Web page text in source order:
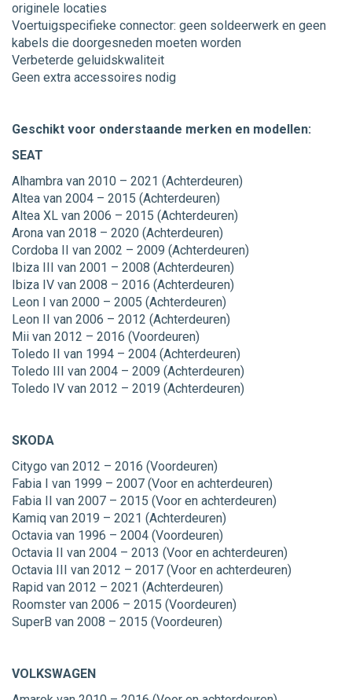
originele locaties
Voertuigspecifieke connector: geen soldeerwerk en geen
kabels die doorgesneden moeten worden
Verbeterde geluidskwaliteit
Geen extra accessoires nodig
Geschikt voor onderstaande merken en modellen:
SEAT
Alhambra van 2010 – 2021 (Achterdeuren)
Altea van 2004 – 2015 (Achterdeuren)
Altea XL van 2006 – 2015 (Achterdeuren)
Arona van 2018 – 2020 (Achterdeuren)
Cordoba II van 2002 – 2009 (Achterdeuren)
Ibiza III van 2001 – 2008 (Achterdeuren)
Ibiza IV van 2008 – 2016 (Achterdeuren)
Leon I van 2000 – 2005 (Achterdeuren)
Leon II van 2006 – 2012 (Achterdeuren)
Mii van 2012 – 2016 (Voordeuren)
Toledo II van 1994 – 2004 (Achterdeuren)
Toledo III van 2004 – 2009 (Achterdeuren)
Toledo IV van 2012 – 2019 (Achterdeuren)
SKODA
Citygo van 2012 – 2016 (Voordeuren)
Fabia I van 1999 – 2007 (Voor en achterdeuren)
Fabia II van 2007 – 2015 (Voor en achterdeuren)
Kamiq van 2019 – 2021 (Achterdeuren)
Octavia van 1996 – 2004 (Voordeuren)
Octavia II van 2004 – 2013 (Voor en achterdeuren)
Octavia III van 2012 – 2017 (Voor en achterdeuren)
Rapid van 2012 – 2021 (Achterdeuren)
Roomster van 2006 – 2015 (Voordeuren)
SuperB van 2008 – 2015 (Voordeuren)
VOLKSWAGEN